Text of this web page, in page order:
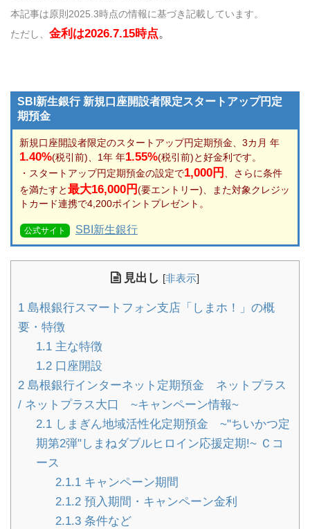
本記事は原則2025.3時点の情報に基づき記載しています。
ただし、 金利は2026.7.15時点。
SBI新生銀行 新規口座開設者限定スタートアップ円定
期預金
新規口座開設者限定のスタートアップ円定期預金、3カ月 年
1.40%(税引前)、1年 年1.55%(税引前)と好金利です。
・スタートアップ円定期預金の設定で1,000円
、さらに条件
を満たすと最大16,000円(要エントリー)、また対象クレジッ
トカード連携で4,200ポイントプレゼント。
公式サイト SBI新生銀行
見出し [非表示]
1 島根銀行スマートフォン支店「しまホ！」の概
要・特徴
1.1主な特徴
1.2口座開設
2 島根銀行インターネット定期預金 ネットプラス
/ ネットプラス大口 ~キャンペーン情報~
2.1しまぎん地域活性化定期預金 ~"ちいかつ定
期第2弾"しまねダブルヒロイン応援定期!~ Ｃコ
ース
2.1.1 キャンペーン期間
2.1.2 預入期間・キャンペーン金利
2.1.3 条件など